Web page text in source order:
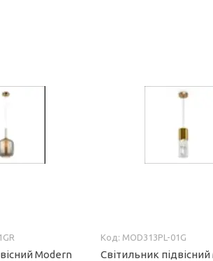
Modern
MOD313PL-01G
Світильник